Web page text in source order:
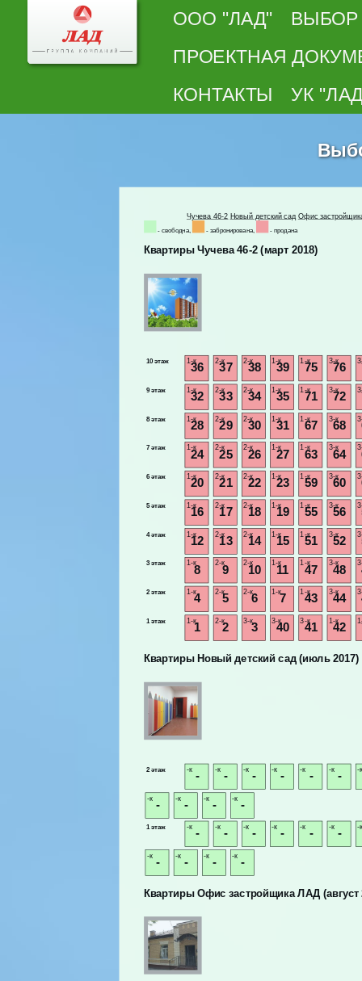
ООО "ЛАД" ВЫБОР
ПРОЕКТНАЯ
КОНТАКТЫ УК
Чучева 46-2 Новый детский сад Офис
- свободна, - забронирована, - продана
Квартиры Чучева 46-2 (март 2018)
10 этаж 1-к36 2-к37 2-к38 1-к39 1-к75 3-к76
9 этаж 1-к
32
2-к
33
2-к
34
1-к
35
1-к
71
3-к
72
8 этаж 1-к28 2-к29 2-к30 1-к31 1-к67 3-к68
7 этаж 1-к
24
2-к
25
2-к
26
1-к
27
1-к
63
3-к
64
6 этаж 1-к20 2-к21 2-к22 1-к23 1-к59 3-к60
5 этаж 1-к16 2-к17 2-к18 1-к19 1-к55 3-к56
4 этаж 1-к
12
2-к
13
2-к
14
1-к
15
1-к
51
3-к
52
3 этаж 1-к8 2-к9 2-к10 1-к11 1-к47 3-к48
2 этаж 1-к4 2-к5 2-к6 1-к7 1-к43 3-к44
1 этаж 1-к
1
2-к
2
3-к
3
3-к
40
3-к
41
1-к
42
Квартиры Новый детский сад (июль 2017)
2 этаж -к - -к - -к - -к - -к - -к - -
-к - -к - -к - -к -
1 этаж -к
-
-к
-
-к
-
-к
-
-к
-
-к
-
-
-к - -к - -к - -к -
Квартиры Офис застройщика ЛАД (август